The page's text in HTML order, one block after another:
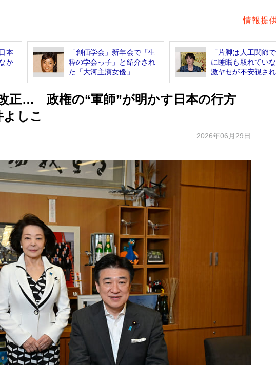
情報提
本
か
「創価学会」新年会で「生
粋の学会っ子」と紹介され
た「大河主演女優」
「片脚は人工関節
に睡眠も取れてい
激ヤセが不安視され
正… 政権の“軍師”が明かす日本の行方
よしこ
2026年06月29日